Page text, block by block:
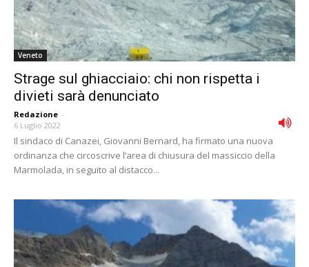
Veneto
Strage sul ghiacciaio: chi non rispetta i
divieti sarà denunciato
Redazione -
6 Luglio 2022
Il sindaco di Canazei, Giovanni Bernard, ha firmato una nuova
ordinanza che circoscrive l’area di chiusura del massiccio della
Marmolada, in seguito al distacco...